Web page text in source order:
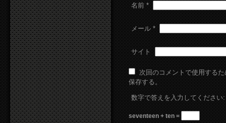
名前 *
メール *
サイト
次回のコメントで使用する
保存する。
数字で答えを入力してください:
seventeen + ten =